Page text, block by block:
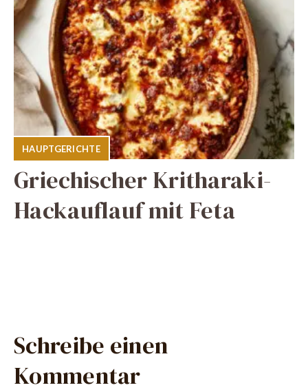
HAUPTGERICHTE
Griechischer Kritharaki-
Hackauflauf mit Feta
Schreibe einen
Kommentar